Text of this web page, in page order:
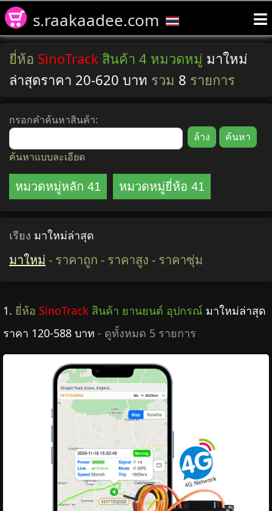
s.raakaadee.com
ยี่ห้อ SinoTrack สินค้า 4 หมวดหมู่ มาใหม่
ล่าสุดราคา 20-620 บาท รวม 8 รายการ
กรอกคำค้นหาสินค้า:
ค้นหาแบบละเอียด
หมวดหมู่หลัก 41 หมวดหมู่ยี่ห้อ 41
เรียง มาใหม่ล่าสุด
มาใหม่ - ราคาถูก - ราคาสูง - ราคาซุ่ม
1. ยี่ห้อ SinoTrack สินค้า ยานยนต์ อุปกรณ์ มาใหม่ล่าสุด
ราคา 120-588 บาท - ดูทั้งหมด 5 รายการ